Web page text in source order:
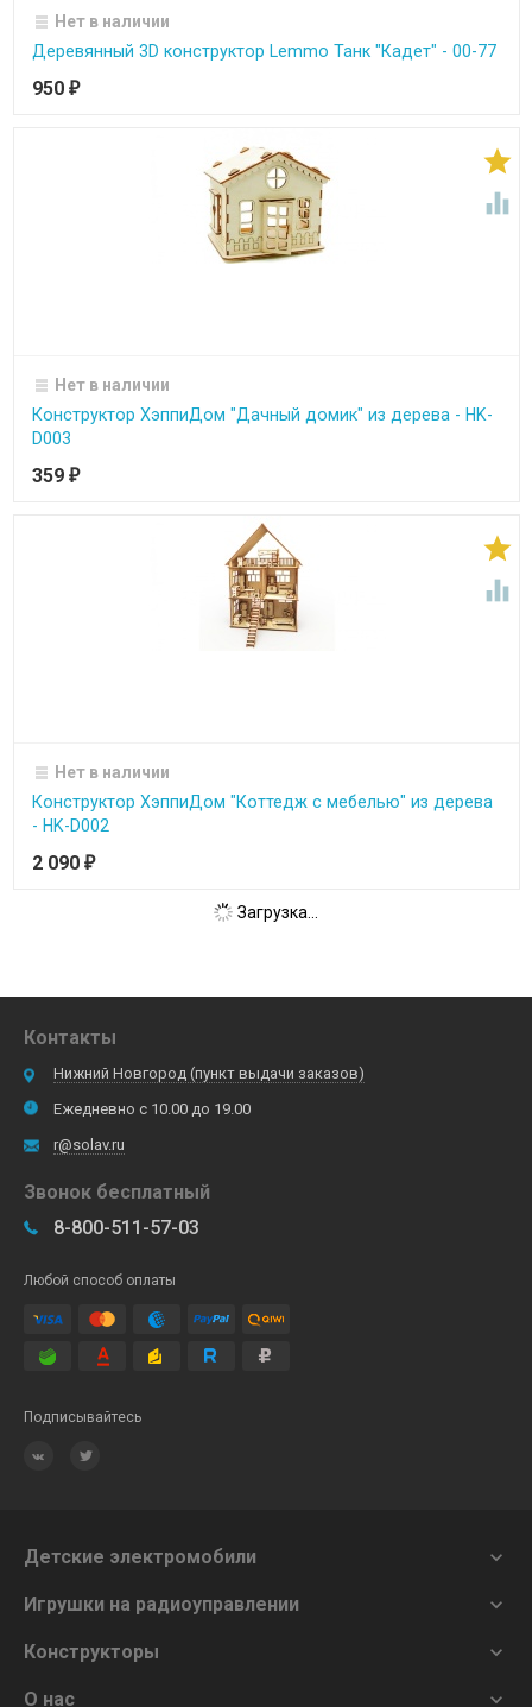
Нет в наличии
Деревянный 3D конструктор Lemmo Танк "Кадет" - 00-77
950 ₽


Нет в наличии
Конструктор ХэппиДом "Дачный домик" из дерева - HK-
D003
359 ₽


Нет в наличии
Конструктор ХэппиДом "Коттедж с мебелью" из дерева
- HK-D002
2 090 ₽
Загрузка...
Контакты
Нижний Новгород (пункт выдачи заказов)
Ежедневно с 10.00 до 19.00
r@solav.ru
Звонок бесплатный
8-800-511-57-03
Любой способ оплаты
Подписывайтесь
Детские электромобили 
Игрушки на радиоуправлении 
Конструкторы 
О нас 